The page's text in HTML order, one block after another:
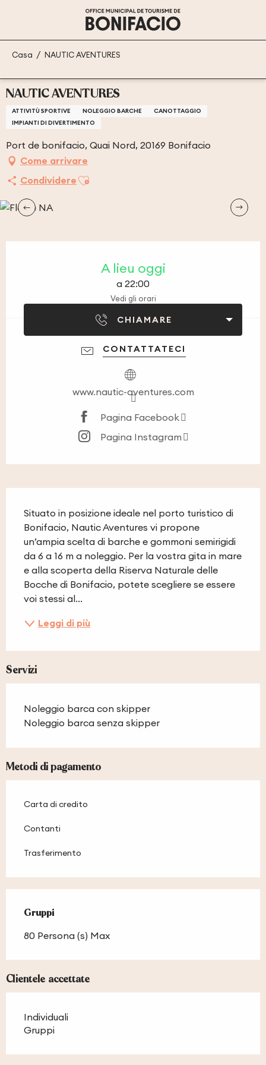
principal
Casa NAUTIC AVENTURES
NAUTIC AVENTURES
ATTIVITÙ SPORTIVE NOLEGGIO BARCHE
CANOTTAGGIO
IMPIANTI DI DIVERTIMENTO
Port de bonifacio, Quai Nord, 20169 Bonifacio
Come arrivare
Condividere Ajouter aux favoris
A lieu oggi
a 22:00
Vedi gli orari
CHIAMARE
CONTATTATECI
www.nautic-aventures.com
Pagina Facebook
Pagina Instagram
Situato in posizione ideale nel porto turistico di
Bonifacio, Nautic Aventures vi propone
un’ampia scelta di barche e gommoni semirigidi
da 6 a 16 m a noleggio. Per la vostra gita in mare
e alla scoperta della Riserva Naturale delle
Bocche di Bonifacio, potete scegliere se essere
voi stessi al...
Leggi di più
Servizi
Noleggio barca con skipper
Noleggio barca senza skipper
Metodi di pagamento
Carta di credito
Contanti
Trasferimento
Gruppi
Gruppi
80 Persona (s) Max
Clientele accettate
Individuali
Gruppi